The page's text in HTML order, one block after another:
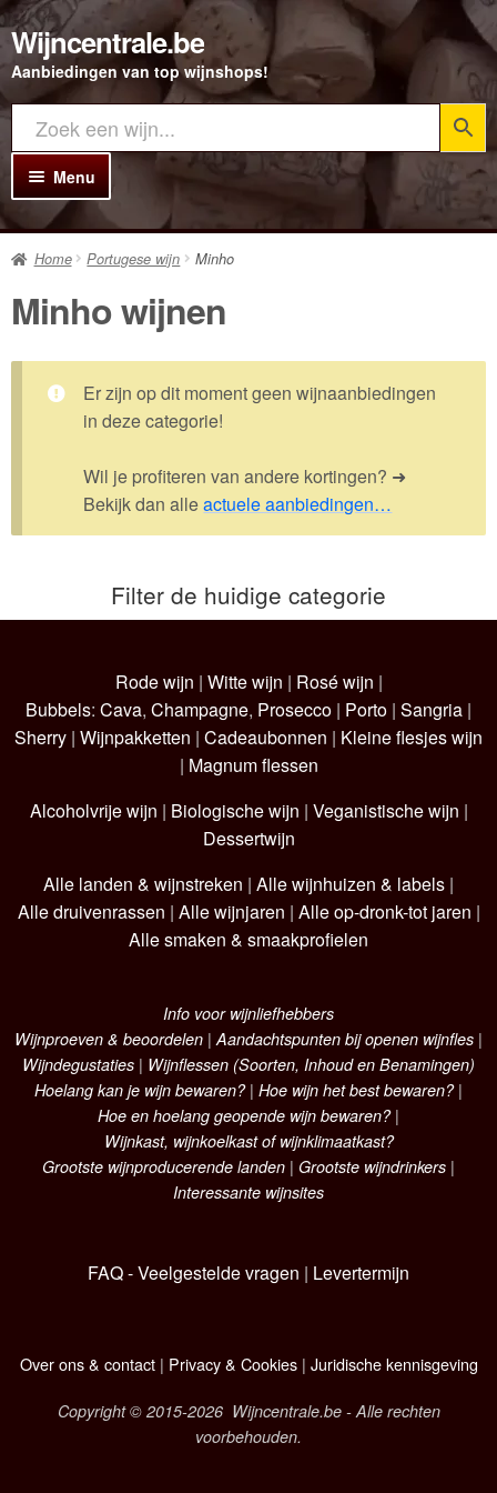
Ga
door
naar
navigatie
Ga
direct
naar
inhoud
Wijncentrale.be
Aanbiedingen van top wijnshops!
Menu
Home
Alle Wijnen
Rode wijn
Witte wijn
Rosé wijn
Porto
Wijnpakketten
Kleine flesjes
Cadeaubonnen
Home Portugese wijn Minho
Minho wijnen
Er zijn op dit moment geen wijnaanbiedingen
in deze categorie!
Wil je profiteren van andere kortingen? ➜
Bekijk dan alleactuele aanbiedingen…
Filter de huidige categorie
Rode wijn | Witte wijn | Rosé wijn |
Bubbels: Cava, Champagne, Prosecco | Porto | Sangria |
Sherry | Wijnpakketten | Cadeaubonnen | Kleine flesjes wijn
| Magnum flessen
Alcoholvrije wijn | Biologische wijn | Veganistische wijn |
Dessertwijn
Alle landen & wijnstreken | Alle wijnhuizen & labels |
Alle druivenrassen | Alle wijnjaren | Alle op-dronk-tot jaren |
Alle smaken & smaakprofielen
Info voor wijnliefhebbers
Wijnproeven & beoordelen |Aandachtspunten bij openen wijnfles |
Wijndegustaties | Wijnflessen (Soorten, Inhoud en Benamingen)
Hoelang kan je wijn bewaren?| Hoe wijn het best bewaren?|
Hoe en hoelang geopende wijn bewaren?|
Wijnkast, wijnkoelkast of wijnklimaatkast?
Grootste wijnproducerende landen | Grootste wijndrinkers |
Interessante wijnsites
FAQ - Veelgestelde vragen | Levertermijn
Over ons & contact| Privacy & Cookies| Juridische kennisgeving
Copyright © 2015-2026 Wijncentrale.be - Alle rechten
voorbehouden.